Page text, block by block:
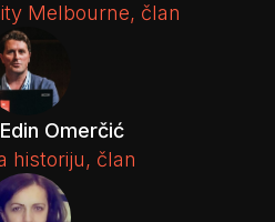
Melbourne, član
Omerčić
historiju, član